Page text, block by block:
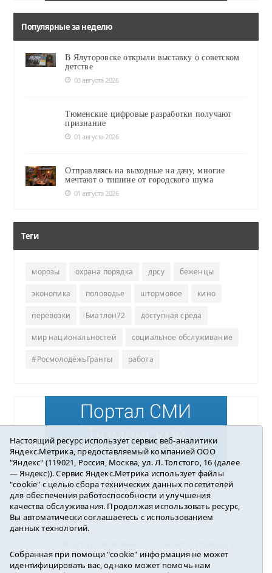
Популярные за неделю
В Ялуторовске открыли выставку о советском
детстве
03 августа 2026
Тюменские цифровые разработки получают
признание
01 августа 2026
Отправляясь на выходные на дачу, многие
мечтают о тишине от городского шума
01 августа 2026
Теги
морозы охрана порядка дрсу беженцы
эконопика половодье штормовое кино
перевозки Биатлон72 доступная среда
мир национальностей социальное обслуживание
#РосмолодёжьГранты работа
Погода в Ялуторовске
района2016-2023
Учредитель: АНО «ИИЦ « Ялуторовская жизнь».
Настоящий ресурс использует сервис веб-аналитики
Яндекс.Метрика, предоставляемый компанией ООО
"Яндекс" (119021, Россия, Москва, ул. Л. Толстого, 16 (далее
— Яндекс)). Сервис Яндекс.Метрика использует файлы
"cookie" с целью сбора технических данных посетителей
для обеспечения работоспособности и улучшения
качества обслуживания. Продолжая использовать ресурс,
Вы автоматически соглашаетесь с использованием
данных технологий.
Собранная при помощи "cookie" информация не может
идентифицировать вас, однако может помочь нам